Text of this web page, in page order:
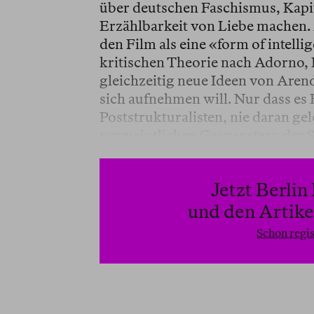
über deutschen Faschismus,
Erzählbarkeit von Liebe
den Film als eine «form of
kritischen Theorie nach Adorno,
gleichzeitig neue Ideen von
sich aufnehmen will. Nur dass es
Poststrukturalisten, nie daran
Jetzt Berlin
und den
Schon